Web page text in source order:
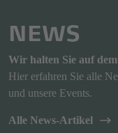
NEWS
Wir halten Sie auf
Hier erfahren Sie alle
und unsere Events.
Alle News-Artikel